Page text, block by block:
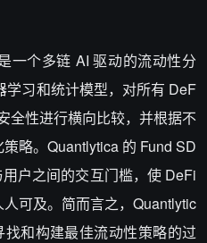
一个多链 AI 驱动的流动性分
学习和统计模型，对所有 DeF
全性进行横向比较，并根据不
略。Quantlytica 的 Fund SD
户之间的交互门槛，使 DeFi
可及。简而言之，Quantlytic
和构建最佳流动性策略的过